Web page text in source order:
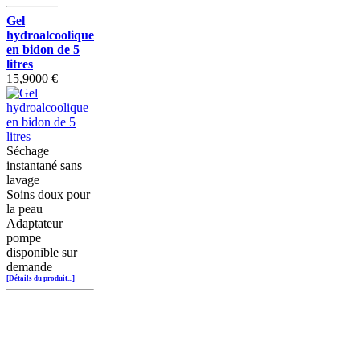
Gel
hydroalcoolique
en bidon de 5
litres
15,9000 €
Séchage
instantané sans
lavage
Soins doux pour
la peau
Adaptateur
pompe
disponible sur
demande
[Détails du produit...]